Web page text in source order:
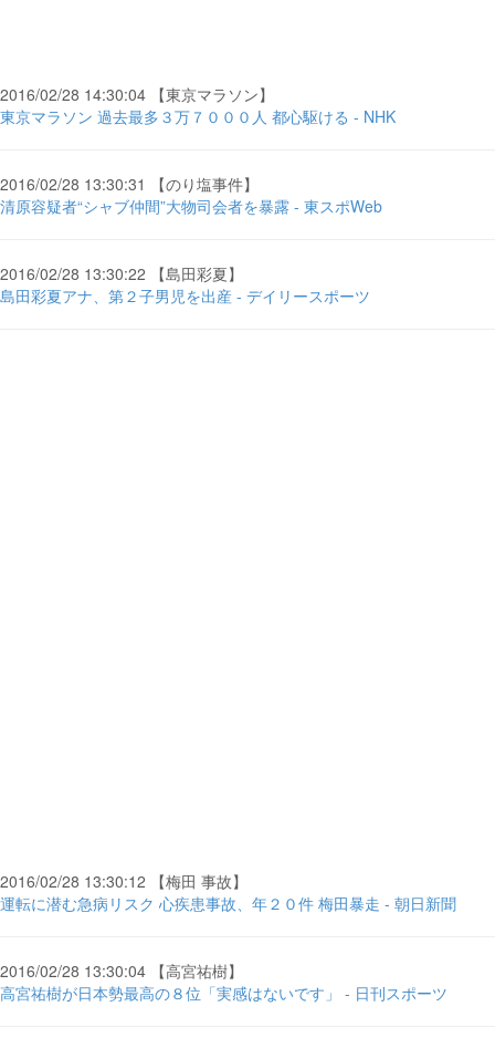
2016/02/28 14:30:04 【東京マラソン】
東京マラソン 過去最多３万７０００人 都心駆ける - NHK
2016/02/28 13:30:31 【のり塩事件】
清原容疑者“シャブ仲間”大物司会者を暴露 - 東スポWeb
2016/02/28 13:30:22 【島田彩夏】
島田彩夏アナ、第２子男児を出産 - デイリースポーツ
2016/02/28 13:30:12 【梅田 事故】
運転に潜む急病リスク 心疾患事故、年２０件 梅田暴走 - 朝日新聞
2016/02/28 13:30:04 【高宮祐樹】
高宮祐樹が日本勢最高の８位「実感はないです」 - 日刊スポーツ